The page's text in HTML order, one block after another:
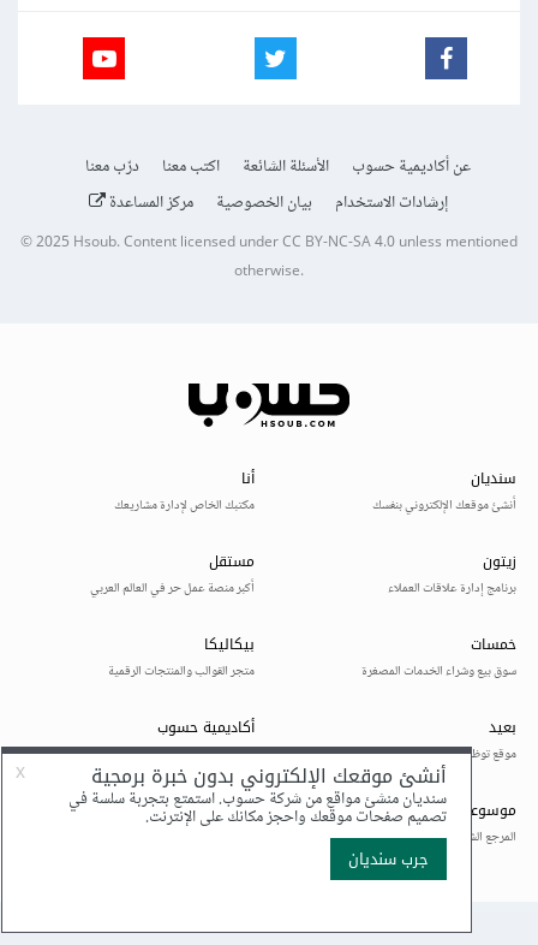
عن أكاديمية حسوب الأسئلة الشائعة اكتب معنا
درّب معنا
إرشادات الاستخدام
بيان الخصوصية مركز المساعدة
© 2025Hsoub.Content licensed underCC BY-NC-SA 4.0unless mentioned
otherwise.